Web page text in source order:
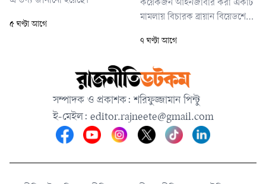
৫ ঘণ্টা আগে
কয়েকজন আইনজীবীর করা একটি
মামলায় বিচারক ব্রায়ান বিয়েডশেইড
ফেসবুকসহ মেটার প্ল্যাটফর্মগুলো
যৌন উত্তেজক উপাদান ও যৌন
শিকারীদের সংস্পর্শে এনেছে—
এমন অভিযোগ এনে মেটাকে
দায়বদ্ধ করার দাবি করা হয়েছিল
মামলায়।
৭ ঘণ্টা আগে
সম্পাদক ও প্রকাশক: শরিফুজ্জামান পিন্টু
ই-মেইল: editor.rajneete@gmail.com